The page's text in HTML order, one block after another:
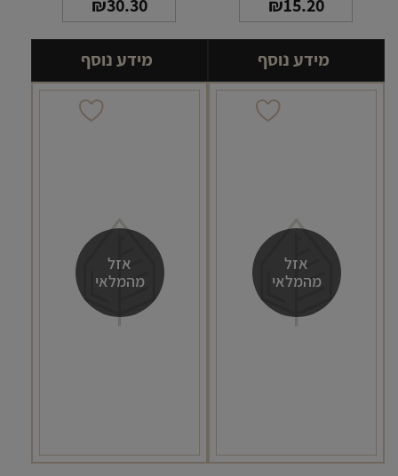
₪15.20
מידע נוסף
₪30.30
מידע נוסף
אזל
מהמלאי
אזל
מהמלאי